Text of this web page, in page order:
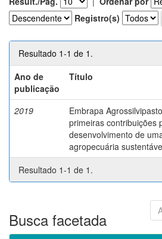
Registro(s)
Resultado 1-1 de 1.
Ano de
publicação
Título
2019
Embrapa
primeiras contribuições
desenvolvimento de
agropecuária
Resultado 1-1 de 1.
Busca facetada